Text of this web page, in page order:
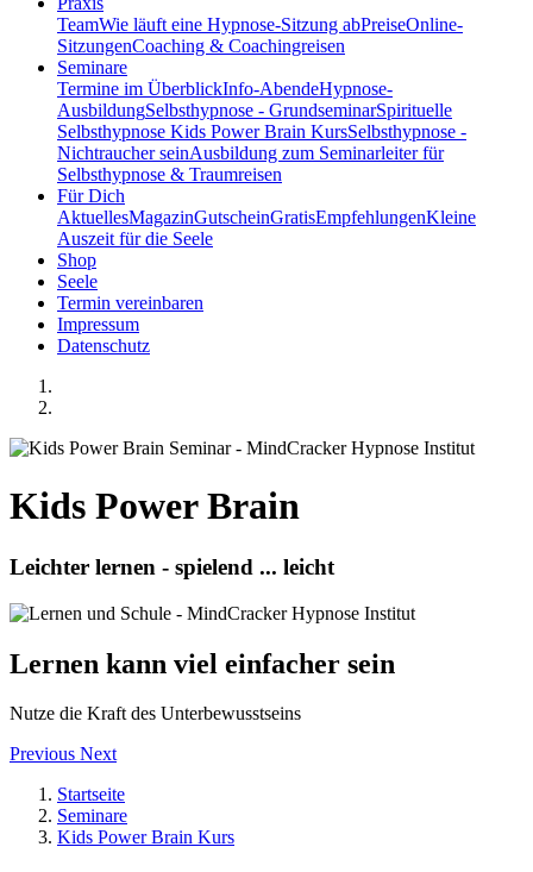
TeamWie läuft eine Hypnose-Sitzung abPreiseOnline-
SitzungenCoaching & Coachingreisen
Seminare
Termine im ÜberblickInfo-AbendeHypnose-
AusbildungSelbsthypnose - GrundseminarSpirituelle
Selbsthypnose Kids Power Brain KursSelbsthypnose -
Nichtraucher seinAusbildung zum Seminarleiter für
Selbsthypnose & Traumreisen
Für Dich
AktuellesMagazinGutscheinGratisEmpfehlungenKleine
Auszeit für die Seele
Shop
Seele
Termin vereinbaren
Impressum
Datenschutz
Kids Power Brain
Leichter lernen - spielend ... leicht
Lernen kann viel einfacher sein
Nutze die Kraft des Unterbewusstseins
Previous Next
Startseite
Seminare
Kids Power Brain Kurs